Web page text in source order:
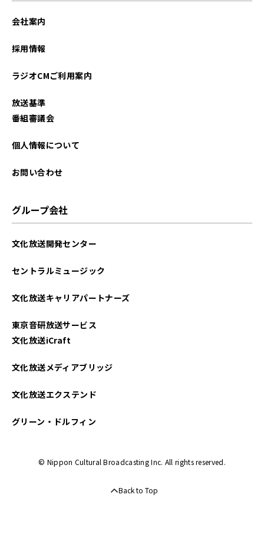
2022年08月
2022年04月
2021年03月
会社案内
採用情報
ラジオCMご利用案内
放送基準
番組審議会
個人情報について
お問い合わせ
グループ会社
文化放送開発センター
セントラルミュージック
文化放送キャリアパートナーズ
東京音研放送サービス
文化放送iCraft
文化放送メディアブリッジ
文化放送エクステンド
グリーン・ドルフィン
© Nippon Cultural Broadcasting Inc. All rights reserved.
Back to Top